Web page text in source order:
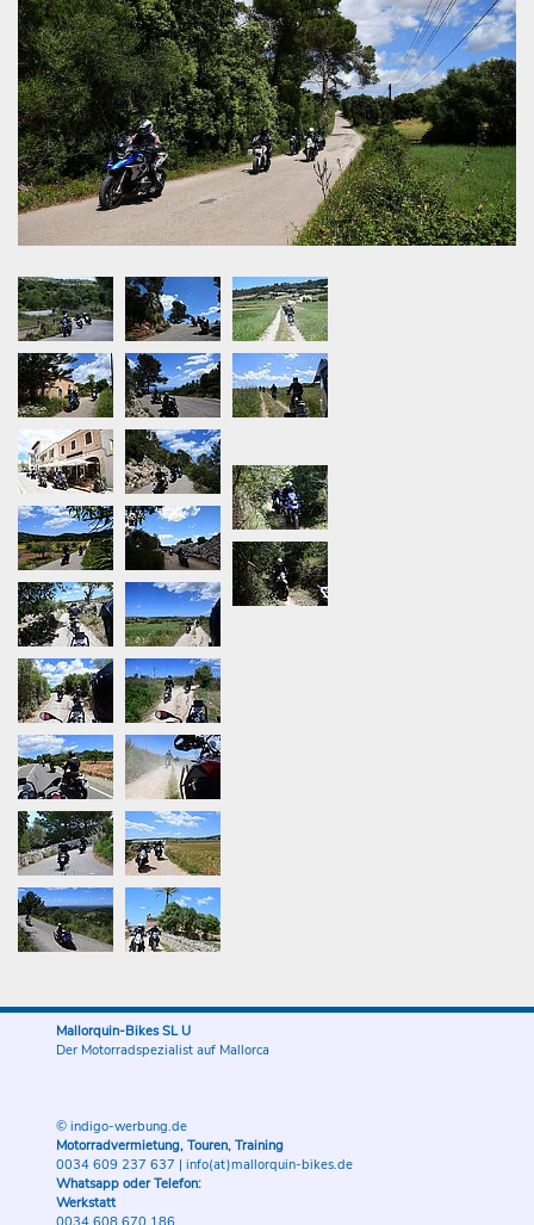
Mallorquin-Bikes SL U
Der Motorradspezialist auf Mallorca
© indigo-werbung.de
Motorradvermietung, Touren, Training
0034 609 237 637 | info(at)mallorquin-bikes.de
Whatsapp oder Telefon:
Werkstatt